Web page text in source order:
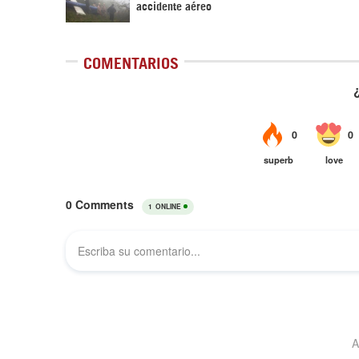
accidente aéreo
COMENTARIOS